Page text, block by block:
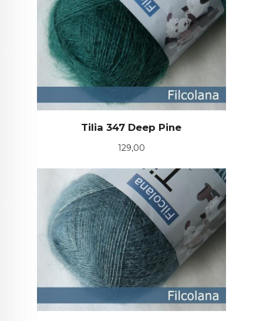
Tilia 347 Deep Pine
Pris
129,00